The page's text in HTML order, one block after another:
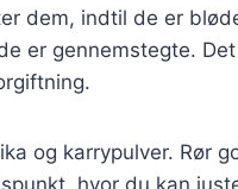
dem, indtil de er
er gennemstegte.
og karrypulver. Rør
hvor du kan